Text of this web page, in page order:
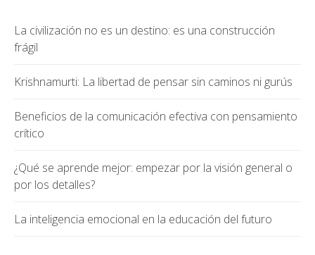
La civilización no es un destino: es una construcción
frágil
Krishnamurti: La libertad de pensar sin caminos ni gurús
Beneficios de la comunicación efectiva con pensamiento
crítico
¿Qué se aprende mejor: empezar por la visión general o
por los detalles?
La inteligencia emocional en la educación del futuro